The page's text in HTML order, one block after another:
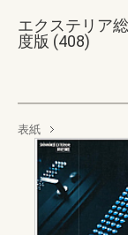
エクステリア
度版 (408)
表紙